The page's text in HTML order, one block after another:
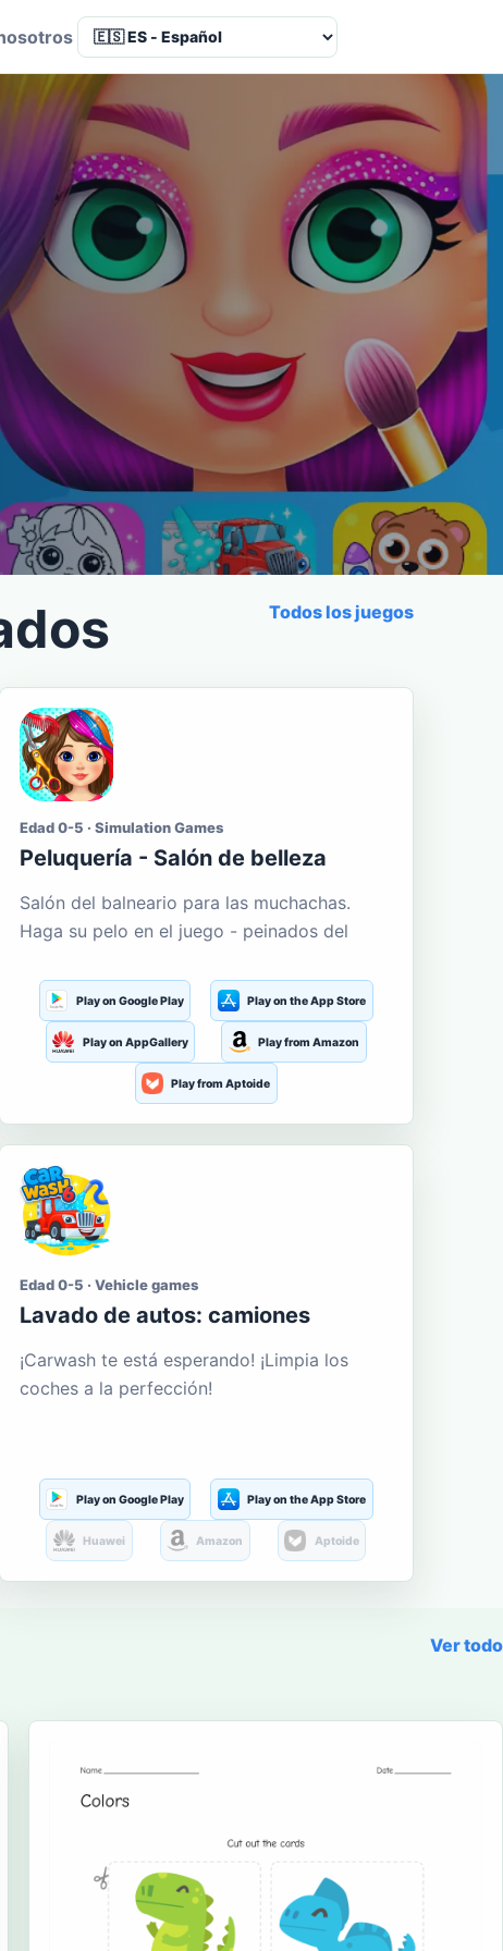
Todos los juegos
Edad 0-5 · Simulation Games
Peluquería - Salón de belleza
Salón del balneario para las muchachas.
Haga su pelo en el juego - peinados del
Play on Google Play Play on the App Store
Play on AppGallery Play from Amazon
Play from Aptoide
Edad 0-5 · Vehicle games
Lavado de autos: camiones
¡Carwash te está esperando! ¡Limpia los
coches a la perfección!
Play on Google Play Play on the App Store
Huawei Amazon Aptoide
Ver todo